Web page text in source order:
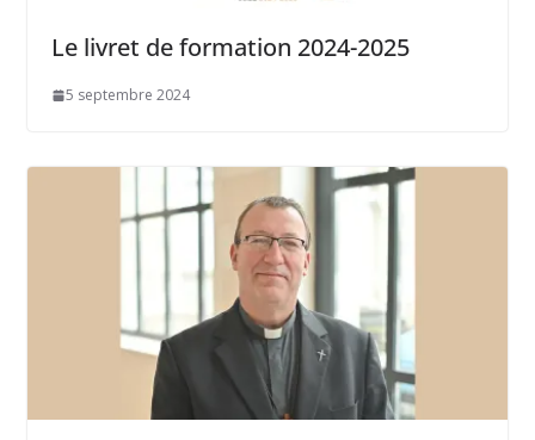
Le livret de formation 2024-2025
5 septembre 2024